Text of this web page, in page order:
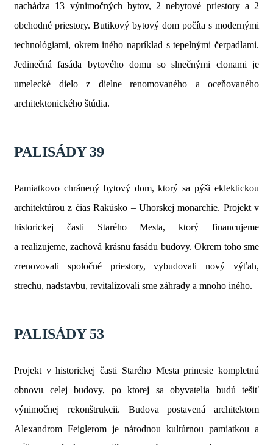
nachádza 13 výnimočných bytov, 2 nebytové priestory a 2
obchodné priestory. Butikový bytový dom počíta s modernými
technológiami, okrem iného napríklad s tepelnými čerpadlami.
Jedinečná fasáda bytového domu so slnečnými clonami je
umelecké dielo z dielne renomovaného a oceňovaného
architektonického štúdia.
PALISÁDY 39
Pamiatkovo chránený bytový dom, ktorý sa pýši eklektickou
architektúrou z čias Rakúsko – Uhorskej monarchie. Projekt v
historickej časti Starého Mesta, ktorý financujeme
a realizujeme, zachová krásnu fasádu budovy. Okrem toho sme
zrenovovali spoločné priestory, vybudovali nový výťah,
strechu, nadstavbu, revitalizovali sme záhrady a mnoho iného.
PALISÁDY 53
Projekt v historickej časti Starého Mesta prinesie kompletnú
obnovu celej budovy, po ktorej sa obyvatelia budú tešiť
výnimočnej rekonštrukcii. Budova postavená architektom
Alexandrom Feiglerom je národnou kultúrnou pamiatkou a